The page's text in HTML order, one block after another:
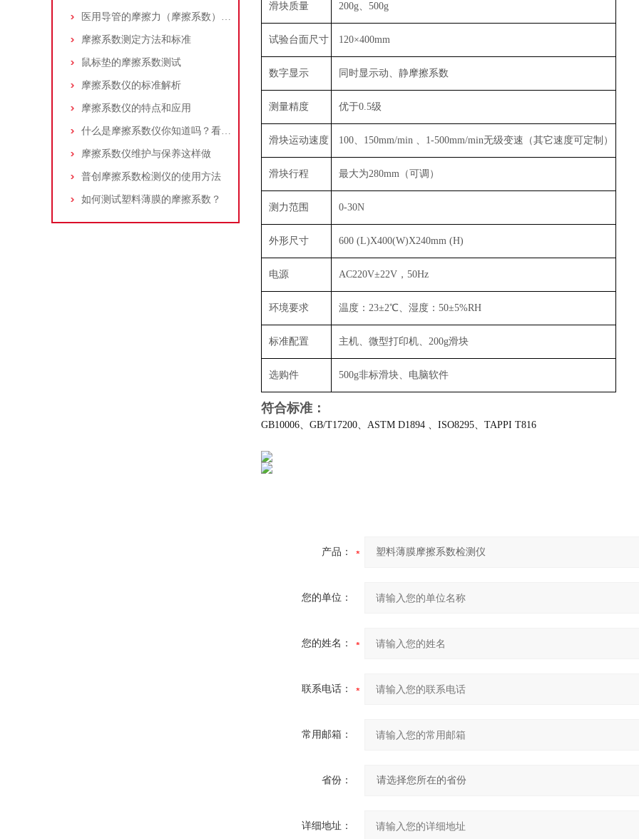
医用导管的摩擦力（摩擦系数）的检测方案
摩擦系数测定方法和标准
鼠标垫的摩擦系数测试
摩擦系数仪的标准解析
摩擦系数仪的特点和应用
什么是摩擦系数仪你知道吗？看看本篇吧
摩擦系数仪维护与保养这样做
普创摩擦系数检测仪的使用方法
如何测试塑料薄膜的摩擦系数？
滑块质量 200g、500g
试验台面尺寸 120×400mm
数字显示 同时显示动、静摩擦系数
测量精度 优于0.5级
滑块运动速度 100、150mm/min 、1-500mm/min无级变速（其它速度可定制）
滑块行程 最大为280mm（可调）
测力范围 0-30N
外形尺寸 600 (L)X400(W)X240mm (H)
电源 AC220V±22V，50Hz
环境要求 温度：23±2℃、湿度：50±5%RH
标准配置 主机、微型打印机、200g滑块
选购件 500g非标滑块、电脑软件
符合标准：
GB10006、GB/T17200、ASTM D1894 、ISO8295、TAPPI T816
产品：
您的单位：
您的姓名：
联系电话：
常用邮箱：
省份：
详细地址：